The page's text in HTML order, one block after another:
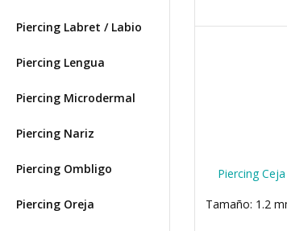
Piercing Labret / Labio
Piercing Lengua
Piercing Microdermal
Piercing Nariz
Piercing Ombligo
Piercing Oreja
Piercing
Tamaño: 1.2